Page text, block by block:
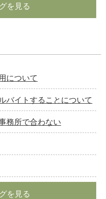
を見る
について
バイトすることについて
務所で合わない
を見る